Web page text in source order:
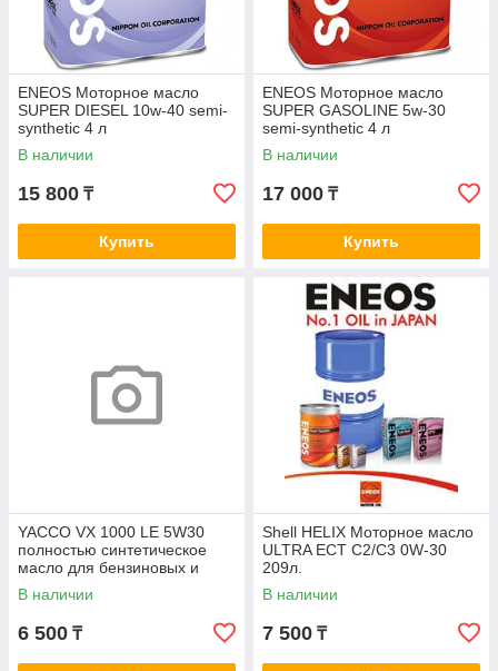
ENEOS Моторное масло
SUPER DIESEL 10w-40 semi-
synthetic 4 л
В наличии
15 800 ₸
Купить
ENEOS Моторное масло
SUPER GASOLINE 5w-30
semi-synthetic 4 л
В наличии
17 000 ₸
Купить
YACCO VX 1000 LE 5W30
полностью синтетическое
масло для бензиновых и
дизельных двигателей. 208L
В наличии
6 500 ₸
Shell HELIX Моторное масло
ULTRA ECT C2/C3 0W-30
209л.
В наличии
7 500 ₸